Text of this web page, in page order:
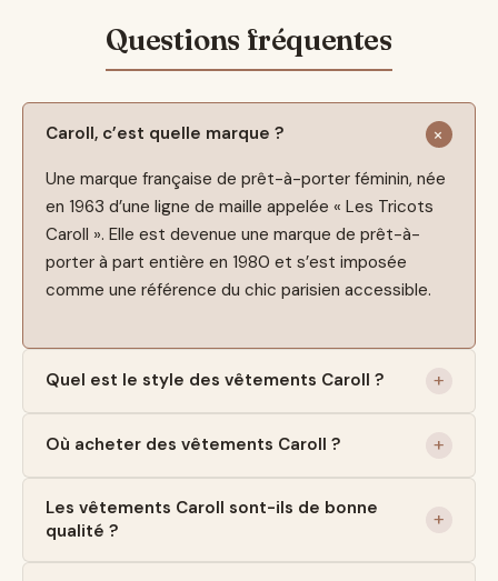
Caroll, c’est quelle marque ?
Une marque française de prêt-à-porter féminin, née
en 1963 d’une ligne de maille appelée « Les Tricots
Caroll ». Elle est devenue une marque de prêt-à-
porter à part entière en 1980 et s’est imposée
comme une référence du chic parisien accessible.
Quel est le style des vêtements Caroll ?
Où acheter des vêtements Caroll ?
Les vêtements Caroll sont-ils de bonne
qualité ?